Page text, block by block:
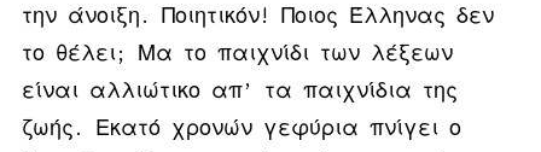
την άνοιξη. Ποιητικόν! Ποιος Έλληνας δεν
το θέλει; Μα το παιχνίδι των λέξεων
είναι αλλιώτικο απ’ τα παιχνίδια της
ζωής. Εκατό χρονών γεφύρια πνίγει ο